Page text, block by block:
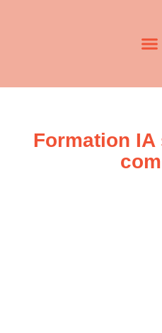
Formation